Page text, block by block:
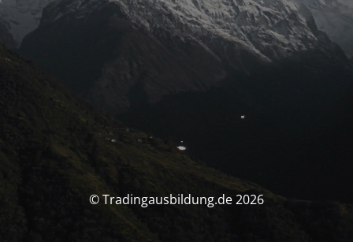
© Tradingausbildung.de 2026